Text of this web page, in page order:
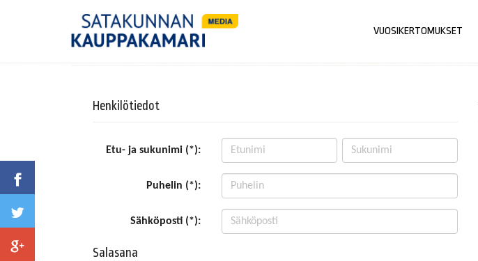
VUOSIKERTOMUKSET
Henkilötiedot
Etu- ja sukunimi (*):
Puhelin (*):
Sähköposti (*):
Salasana